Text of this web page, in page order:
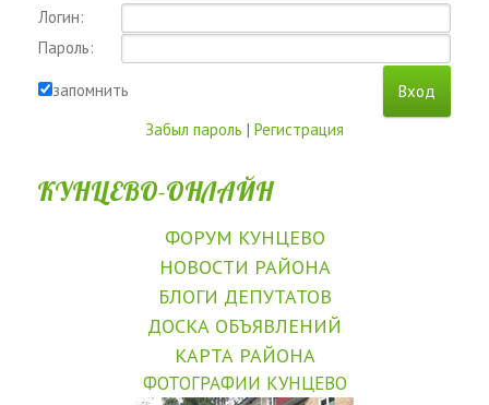
Логин:
Пароль:
запомнить
Забыл пароль | Регистрация
КУНЦЕВО-ОНЛАЙН
ФОРУМ КУНЦЕВО
НОВОСТИ РАЙОНА
БЛОГИ ДЕПУТАТОВ
ДОСКА ОБЪЯВЛЕНИЙ
КАРТА РАЙОНА
ФОТОГРАФИИ КУНЦЕВО